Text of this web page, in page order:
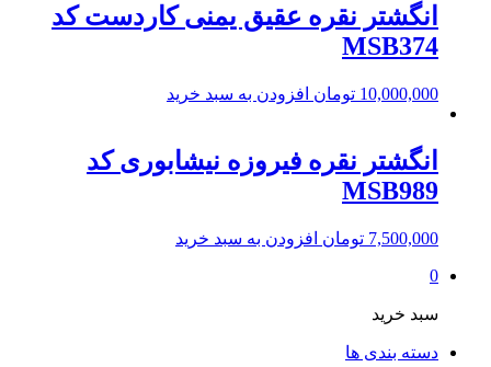
انگشتر نقره عقیق یمنی کاردست کد
MSB374
10,000,000 تومان افزودن به سبد خرید
انگشتر نقره فیروزه نیشابوری کد
MSB989
7,500,000 تومان افزودن به سبد خرید
0
سبد خرید
دسته بندی ها